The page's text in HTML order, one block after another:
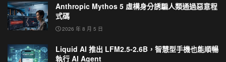
Anthropic Mythos 5 虛構身分誘騙人類通過惡意程
式碼
2026 年 8 月 5 日
Liquid AI 推出 LFM2.5-2.6B，智慧型手機也能順暢
執行 AI Agent